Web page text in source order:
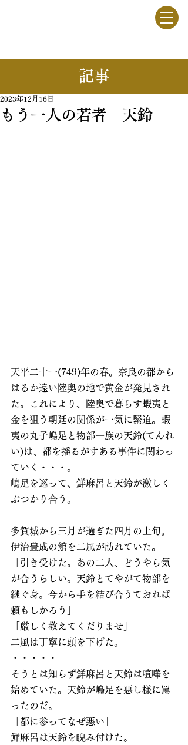
​記事
もう一人の若者 天鈴
2023年12月16日
天平二十一(749)年の春。奈良の都から
はるか遠い陸奥の地で黄金が発見され
た。これにより、陸奥で暮らす蝦夷と
金を狙う朝廷の関係が一気に緊迫。蝦
夷の丸子嶋足と物部一族の天鈴(てんれ
い)は、都を揺るがすある事件に関わっ
ていく・・・。
嶋足を巡って、鮮麻呂と天鈴が激しく
ぶつかり合う。
多賀城から三月が過ぎた四月の上旬。
伊治豊成の館を二風が訪れていた。
「引き受けた。あの二人、どうやら気
が合うらしい。天鈴とてやがて物部を
継ぐ身。今から手を結び合うておれば
頼もしかろう」
「厳しく教えてくだりませ」
二風は丁寧に頭を下げた。
・・・・・
そうとは知らず鮮麻呂と天鈴は喧嘩を
始めていた。天鈴が嶋足を悪し様に罵
ったのだ。
「都に参ってなぜ悪い」
鮮麻呂は天鈴を睨み付けた。